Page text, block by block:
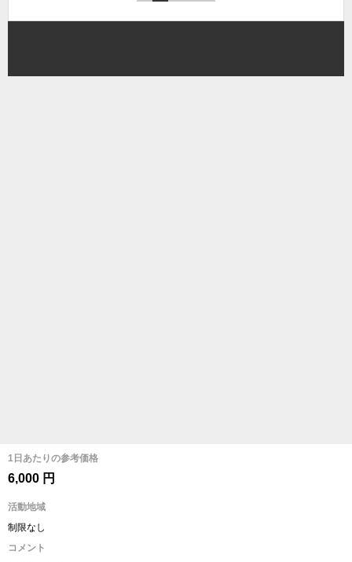
1日あたりの参考価格
6,000 円
活動地域
制限なし
コメント